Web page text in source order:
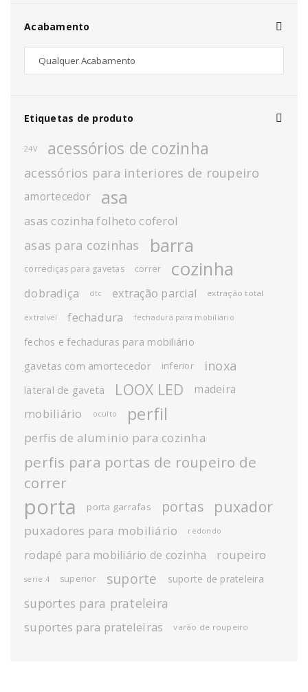
Acabamento
Etiquetas de produto
24V acessórios de cozinha
acessórios para interiores de roupeiro
amortecedor asa
asas cozinha folheto coferol
asas para cozinhas barra
corrediças para gavetas correr cozinha
dobradiça dtc extração parcial extração total
extraível fechadura fechadura para mobiliário
fechos e fechaduras para mobiliário
gavetas com amortecedor
inferior inoxa
lateral de gaveta LOOX LED madeira
mobiliário oculto perfil
perfis de aluminio para cozinha
perfis para portas de roupeiro de
correr
porta porta garrafas portas puxador
puxadores para mobiliário redondo
rodapé para mobiliário de cozinha roupeiro
serie 4 superior suporte suporte de prateleira
suportes para prateleira
suportes para prateleiras varão de roupeiro